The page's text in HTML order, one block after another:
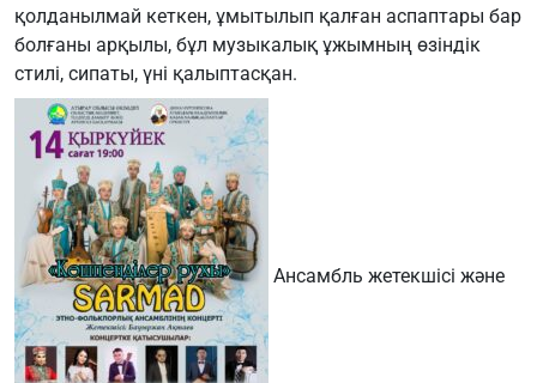
қолданылмай кеткен, ұмытылып қалған аспаптары бар
болғаны арқылы, бұл музыкалық ұжымның өзіндік
стилі, сипаты, үні қалыптасқан.
Ансамбль жетекшісі және